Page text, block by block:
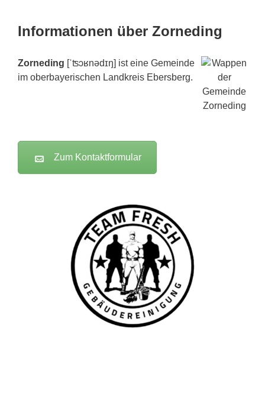
Informationen über Zorneding
Zorneding [ˈʦɔʁnədɪŋ] ist eine Gemeinde
im oberbayerischen Landkreis Ebersberg.
Zum Kontaktformular